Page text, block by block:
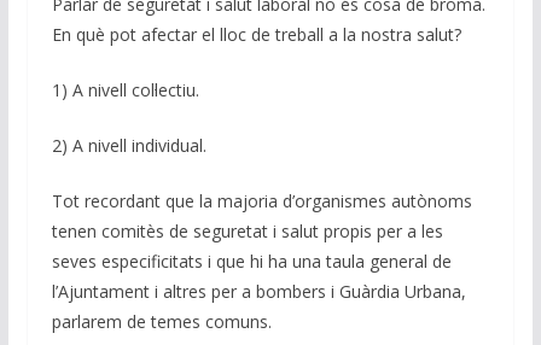
En què pot afectar el lloc de treball a la nostra salut?
1) A nivell col·lectiu.
2) A nivell individual.
Tot recordant que la majoria d’organismes autònoms
tenen comitès de seguretat i salut propis per a les
seves especificitats i que hi ha una taula general de
l’Ajuntament i altres per a bombers i Guàrdia Urbana,
parlarem de temes comuns.